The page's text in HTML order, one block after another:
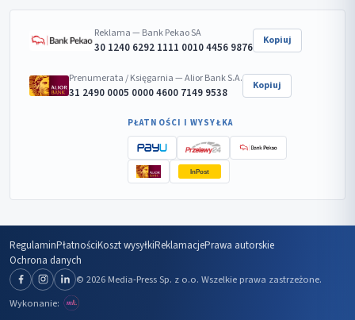
Reklama — Bank Pekao SA
30 1240 6292 1111 0010 4456 9876 Kopiuj
Prenumerata / Księgarnia — Alior Bank S.A.
31 2490 0005 0000 4600 7149 9538 Kopiuj
PŁATNOŚCI I WYSYŁKA
InPost
RegulaminPłatnościKoszt wysyłkiReklamacjePrawa autorskie
Ochrona danych
© 2026 Media-Press Sp. z o.o. Wszelkie prawa zastrzeżone.
Wykonanie: